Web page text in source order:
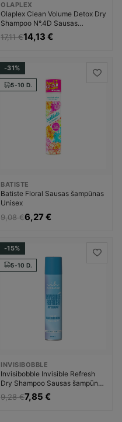
OLAPLEX
Olaplex Clean Volume Detox Dry
Shampoo N°.4D Sausas
šampūnas Moterims
17,11 €14,13 €
-31%
5-10 D.
BATISTE
Batiste Floral Sausas šampūnas
Unisex
9,08 €6,27 €
-15%
5-10 D.
INVISIBOBBLE
Invisibobble Invisible Refresh
Dry Shampoo Sausas šampūnas
Moterims
9,28 €7,85 €